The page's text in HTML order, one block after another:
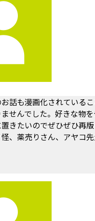
話も漫画化されている
せんでした。好きな物
きたいのでぜひぜひ再
、薬売りさん、アヤコ